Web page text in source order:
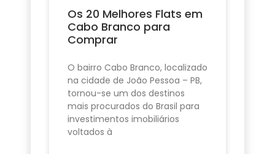
Os 20 Melhores Flats em
Cabo Branco para
Comprar
O bairro Cabo Branco, localizado
na cidade de João Pessoa – PB,
tornou-se um dos destinos
mais procurados do Brasil para
investimentos imobiliários
voltados à